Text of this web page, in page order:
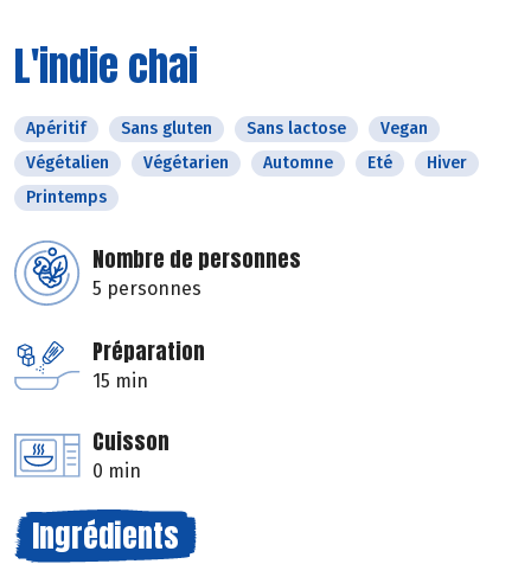
L'indie chai
Apéritif Sans gluten Sans lactose
Vegan
Végétalien
Végétarien Automne Eté
Hiver
Printemps
Nombre de personnes
5 personnes
Préparation
15 min
Cuisson
0 min
Ingrédients